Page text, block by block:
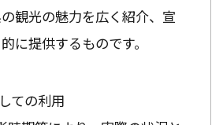
観光の魅力を広く紹介、宣
に提供するものです。
ての利用